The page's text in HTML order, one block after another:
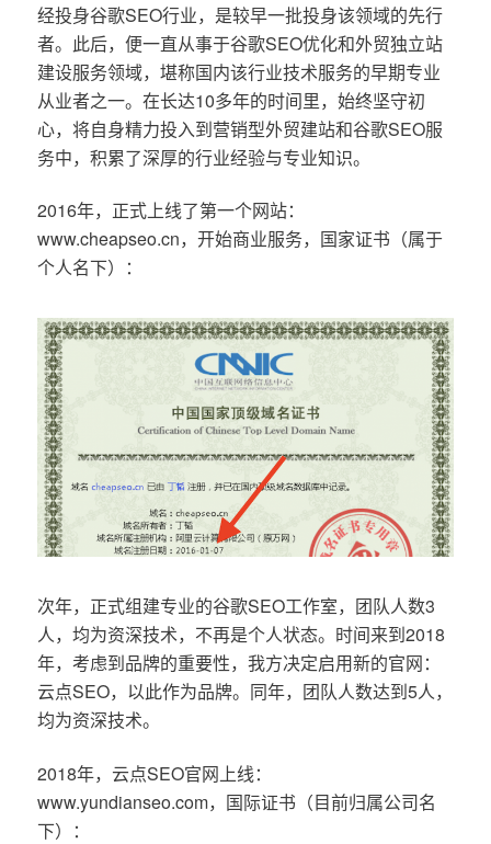
经投身谷歌SEO行业，是较早一批投身该领域的先行
者。此后，便一直从事于谷歌SEO优化和外贸独立站
建设服务领域，堪称国内该行业技术服务的早期专业
从业者之一。在长达10多年的时间里，始终坚守初
心，将自身精力投入到营销型外贸建站和谷歌SEO服
务中，积累了深厚的行业经验与专业知识。
2016年，正式上线了第一个网站：
www.cheapseo.cn，开始商业服务，国家证书（属于
个人名下）：
次年，正式组建专业的谷歌SEO工作室，团队人数3
人，均为资深技术，不再是个人状态。时间来到2018
年，考虑到品牌的重要性，我方决定启用新的官网：
云点SEO，以此作为品牌。同年，团队人数达到5人，
均为资深技术。
2018年，云点SEO官网上线：
www.yundianseo.com，国际证书（目前归属公司名
下）：